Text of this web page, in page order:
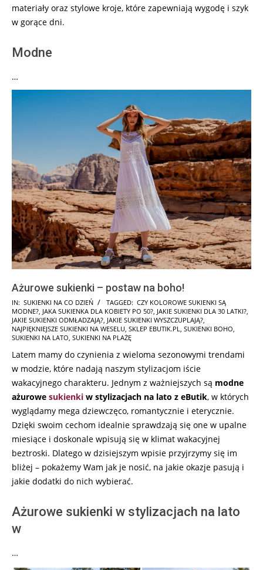
materiały oraz stylowe kroje, które zapewniają wygodę i szyk
w gorące dni.
Modne
…
Ażurowe sukienki – postaw na boho!
2026-
05-
13
IN: SUKIENKI NA CO DZIEŃ TAGGED: CZY KOLOROWE SUKIENKI SĄ
MODNE?, JAKA SUKIENKA DLA KOBIETY PO 50?, JAKIE SUKIENKI DLA 30 LATKI?,
JAKIE SUKIENKI ODMŁADZAJĄ?, JAKIE SUKIENKI WYSZCZUPLAJĄ?,
NAJPIĘKNIEJSZE SUKIENKI NA WESELU, SKLEP EBUTIK.PL, SUKIENKI BOHO,
SUKIENKI NA LATO, SUKIENKI NA PLAŻĘ
Latem mamy do czynienia z wieloma sezonowymi trendami
w modzie, które nadają naszym stylizacjom iście
wakacyjnego charakteru. Jednym z ważniejszych są modne
ażurowe sukienki w stylizacjach na lato z eButik, w których
wyglądamy mega dziewczęco, romantycznie i eterycznie.
Dzięki swoim cechom idealnie sprawdzają się one w upalne
miesiące i doskonale wpisują się w klimat wakacyjnej
beztroski. Dlatego w dzisiejszym wpisie przyjrzymy się im
bliżej – pokażemy Wam jak je nosić, na jakie okazje pasują i
jakie dodatki do nich wybierać.
Ażurowe sukienki w stylizacjach na lato
w
…